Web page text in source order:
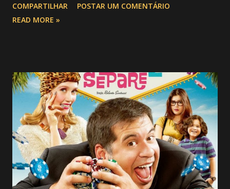
COMPARTILHAR
POSTAR UM COMENTÁRIO
READ MORE »